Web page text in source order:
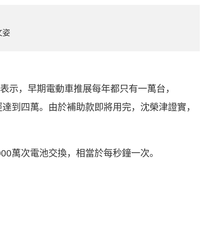
姿
示，早期電動車推展每年都只有一萬台，
到四萬。由於補助款即將用完，沈榮津證實，
萬次電池交換，相當於每秒鐘一次。